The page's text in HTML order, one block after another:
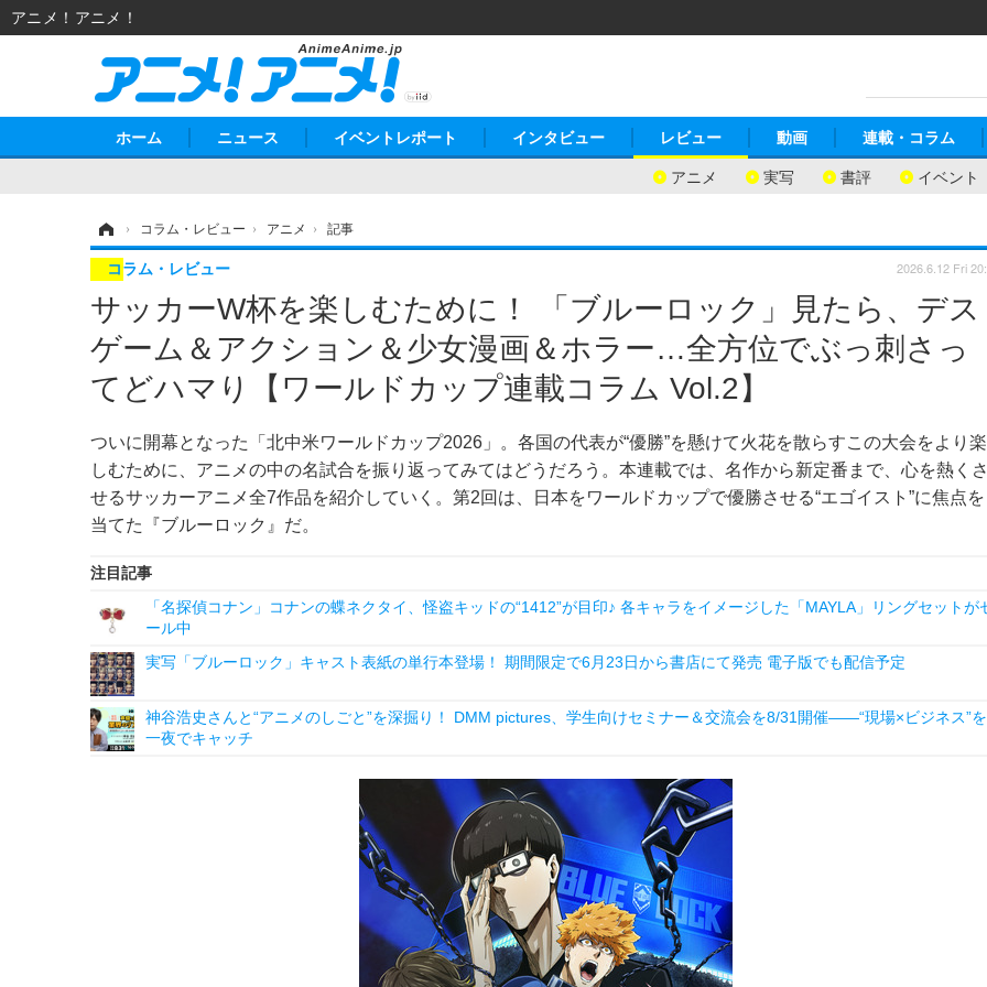
ホーム ニュース イベントレポート インタビュー レビュー
アニメ 実写 書評 イベント
動画 連載・コラム
› コラム・レビュー › アニメ › 記事
サッカーW杯を楽しむために！ 「ブルーロック」見たら、デス
ゲーム＆アクション＆少女漫画＆ホラー…全方位でぶっ刺さっ
てどハマり【ワールドカップ連載コラム Vol.2】
ついに開幕となった「北中米ワールドカップ2026」。各国の代表が“優勝”を懸けて火花を散らすこの大会をより楽
しむために、アニメの中の名試合を振り返ってみてはどうだろう。本連載では、名作から新定番まで、心を熱く
せるサッカーアニメ全7作品を紹介していく。第2回は、日本をワールドカップで優勝させる“エゴイスト”に焦点を
当てた『ブルーロック』だ。
コラム・レビュー 2026.6.12 Fri
注目記事
「名探偵コナン」コナンの蝶ネクタイ、怪盗キッドの“1412”が目印♪ 各キャラをイメージした「MAYLA」リングセットが
ール中
実写「ブルーロック」キャスト表紙の単行本登場！ 期間限定で6月23日から書店にて発売 電子版でも配信予定
神谷浩史さんと“アニメのしごと”を深掘り！ DMM pictures、学生向けセミナー＆交流会を8/31開催――“現場×ビジネス”を
一夜でキャッチ
アニメ！アニメ！